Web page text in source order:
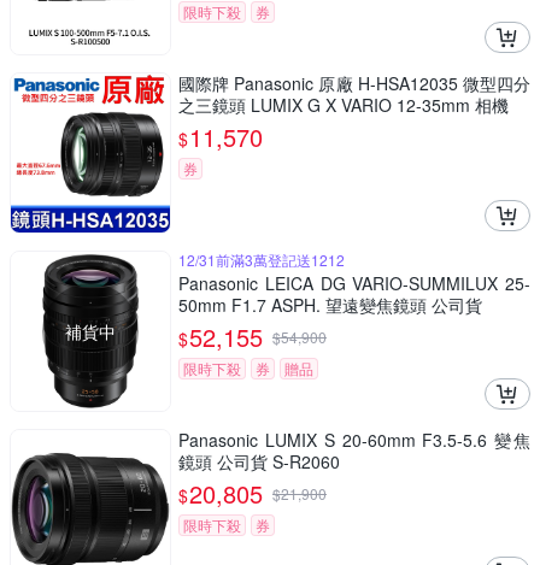
限時下殺
券
國際牌 Panasonic 原廠 H-HSA12035 微型四分
之三鏡頭 LUMIX G X VARIO 12-35mm 相機
$11,570
券
補貨中
12/31前滿3萬登記送1212
Panasonic LEICA DG VARIO-SUMMILUX 25-
50mm F1.7 ASPH. 望遠變焦鏡頭 公司貨
$52,155 $54,900
限時下殺
券 贈品
Panasonic LUMIX S 20-60mm F3.5-5.6 變焦
鏡頭 公司貨 S-R2060
$20,805 $21,900
限時下殺
券